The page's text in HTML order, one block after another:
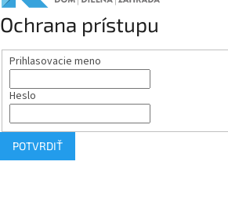
Ochrana prístupu
Prihlasovacie meno
Heslo
POTVRDIŤ